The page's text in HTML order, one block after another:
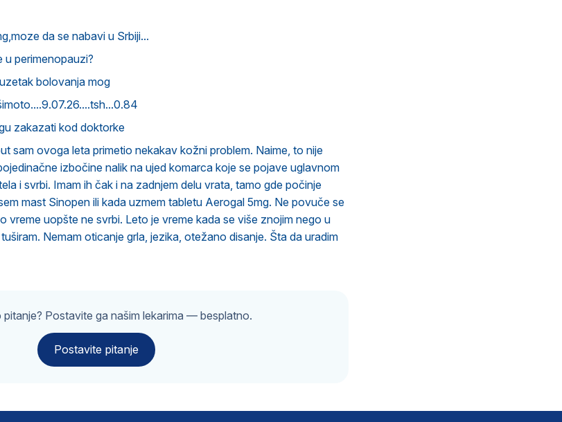
da se nabavi u Srbiji...
u perimenopauzi?
bolovanja mog
zakazati kod doktorke
sam ovoga leta primetio nekakav kožni problem. Naime, to nije
izbočine nalik na ujed komarca koje se pojave uglavnom
i svrbi. Imam ih čak i na zadnjem delu vrata, tamo gde počinje
mast Sinopen ili kada uzmem tabletu Aerogal 5mg. Ne povuče se
vreme uopšte ne svrbi. Leto je vreme kada se više znojim nego u
Nemam oticanje grla, jezika, otežano disanje. Šta da uradim
pitanje? Postavite ga našim lekarima — besplatno.
Postavite pitanje